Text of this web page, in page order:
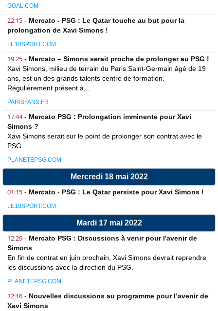
GOAL.COM
22:15 - Mercato - PSG : Le Qatar touche au but pour la
prolongation de Xavi Simons !
LE10SPORT.COM
19:25 - Mercato – Simons serait proche de prolonger au PSG !
Xavi Simons, milieu de terrain du Paris Saint-Germain âgé de 19
ans, est un des grands talents centre de formation.
Régulièrement présent à...
PARISFANS.FR
17:44- Mercato PSG : Prolongation imminente pour Xavi
Simons ?
Xavi Simons serait sur le point de prolonger son contrat avec le
PSG.
PLANETEPSG.COM
Mercredi 18 mai 2022
01:15 - Mercato - PSG : Le Qatar persiste pour Xavi Simons !
LE10SPORT.COM
Mardi 17 mai 2022
12:29 - Mercato PSG : Discussions à venir pour l'avenir de
Simons
En fin de contrat en juin prochain, Xavi Simons devrait reprendre
les discussions avec la direction du PSG.
PLANETEPSG.COM
12:16 - Nouvelles discussions au programme pour l’avenir de
Xavi Simons